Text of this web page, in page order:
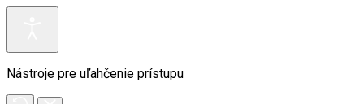
Nástroje pre uľahčenie prístupu